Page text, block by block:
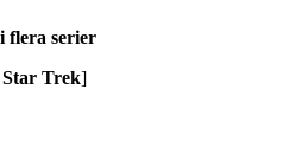
flera serier
Trek]